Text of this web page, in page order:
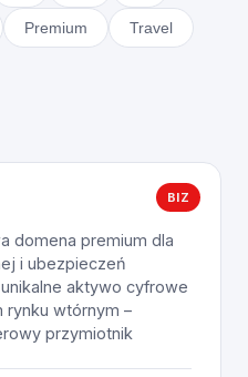
Premium Travel
BIZ
domena premium dla
i ubezpieczeń
aktywo cyfrowe
rynku wtórnym –
przymiotnik